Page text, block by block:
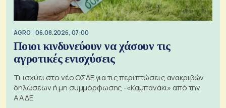
AGRO 06.08.2026, 07:00
Ποιοι κινδυνεύουν να χάσουν τις
αγροτικές ενισχύσεις
Τι ισχύει στο νέο ΟΣΔΕ για τις περιπτώσεις ανακριβών
δηλώσεων ή μη συμμόρφωσης -«Καμπανάκι» από την
ΑΑΔΕ